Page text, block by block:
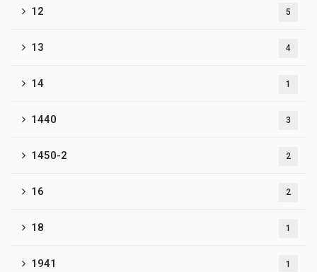
12 5
13 4
14 1
1440 3
1450-2 2
16 2
18 1
1941 1